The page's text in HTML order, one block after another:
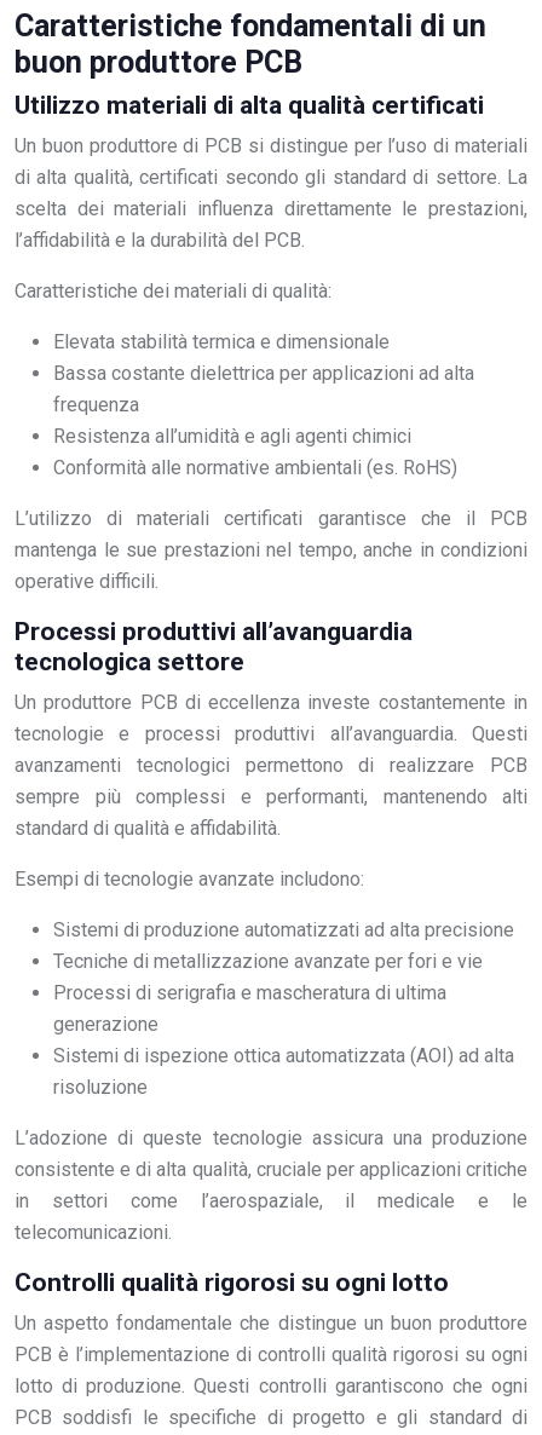
Caratteristiche fondamentali di un
buon produttore PCB
Utilizzo materiali di alta qualità certificati
Un buon produttore di PCB si distingue per l’uso di materiali
di alta qualità, certificati secondo gli standard di settore. La
scelta dei materiali influenza direttamente le prestazioni,
l’affidabilità e la durabilità del PCB.
Caratteristiche dei materiali di qualità:
Elevata stabilità termica e dimensionale
Bassa costante dielettrica per applicazioni ad alta
frequenza
Resistenza all’umidità e agli agenti chimici
Conformità alle normative ambientali (es. RoHS)
L’utilizzo di materiali certificati garantisce che il PCB
mantenga le sue prestazioni nel tempo, anche in condizioni
operative difficili.
Processi produttivi all’avanguardia
tecnologica settore
Un produttore PCB di eccellenza investe costantemente in
tecnologie e processi produttivi all’avanguardia. Questi
avanzamenti tecnologici permettono di realizzare PCB
sempre più complessi e performanti, mantenendo alti
standard di qualità e affidabilità.
Esempi di tecnologie avanzate includono:
Sistemi di produzione automatizzati ad alta precisione
Tecniche di metallizzazione avanzate per fori e vie
Processi di serigrafia e mascheratura di ultima
generazione
Sistemi di ispezione ottica automatizzata (AOI) ad alta
risoluzione
L’adozione di queste tecnologie assicura una produzione
consistente e di alta qualità, cruciale per applicazioni critiche
in settori come l’aerospaziale, il medicale e le
telecomunicazioni.
Controlli qualità rigorosi su ogni lotto
Un aspetto fondamentale che distingue un buon produttore
PCB è l’implementazione di controlli qualità rigorosi su ogni
lotto di produzione. Questi controlli garantiscono che ogni
PCB soddisfi le specifiche di progetto e gli standard di